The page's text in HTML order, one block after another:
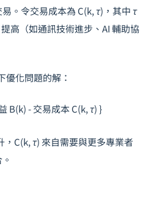
。令交易成本為 C(k, τ) ，其中τ
提高（如通訊技術進步、AI 輔助協
優化問題的解：
B(k) - 交易成本 C(k, τ) }
C(k, τ) 來自需要與更多專業者